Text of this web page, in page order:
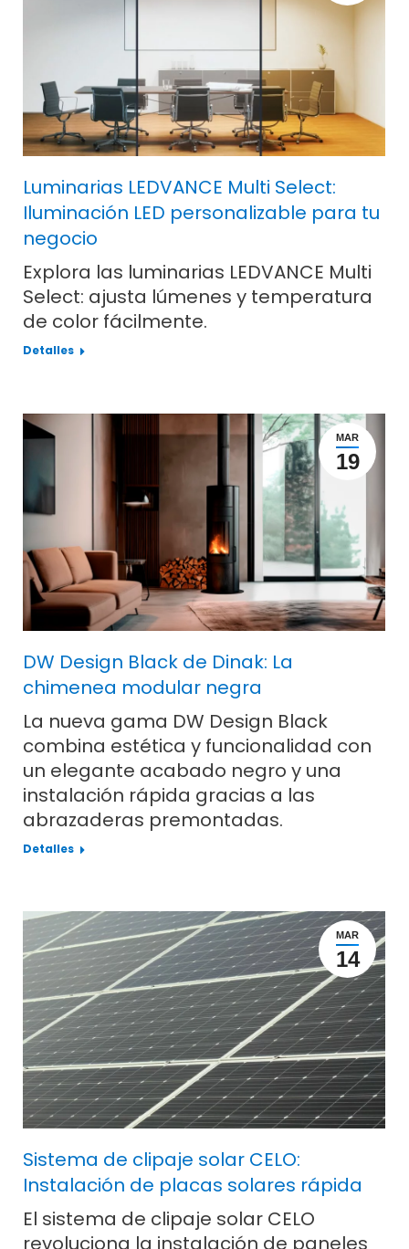
Luminarias LEDVANCE Multi Select:
Iluminación LED personalizable para tu
negocio
Explora las luminarias LEDVANCE Multi
Select: ajusta lúmenes y temperatura
de color fácilmente.
Detalles
MAR
19
DW Design Black de Dinak: La
chimenea modular negra
La nueva gama DW Design Black
combina estética y funcionalidad con
un elegante acabado negro y una
instalación rápida gracias a las
abrazaderas premontadas.
Detalles
MAR
14
Sistema de clipaje solar CELO:
Instalación de placas solares rápida
El sistema de clipaje solar CELO
revoluciona la instalación de paneles